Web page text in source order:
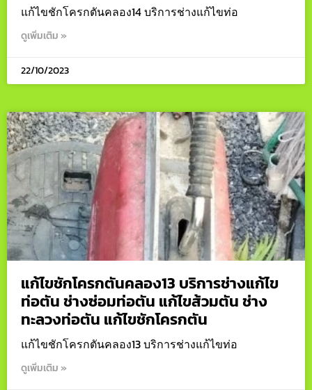
แก้ไขชักโครกตันคลอง14 บริการช่างแก้ไขท่อ
ดูเพิ่มเติม »
22/10/2023
แก้ไขชักโครกตันคลอง13 บริการช่างแก้ไข
ท่อตัน ช่างซ่อมท่อตัน แก้ไขส้วมตัน ช่าง
ทะลวงท่อตัน แก้ไขชักโครกตัน
แก้ไขชักโครกตันคลอง13 บริการช่างแก้ไขท่อ
ดูเพิ่มเติม »